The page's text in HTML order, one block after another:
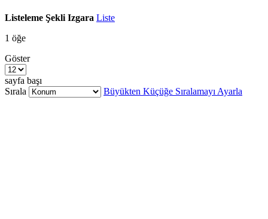
Listeleme Şekli Izgara Liste
1 öğe
Göster
sayfa başı
Sırala
Büyükten Küçüğe Sıralamayı Ayarla